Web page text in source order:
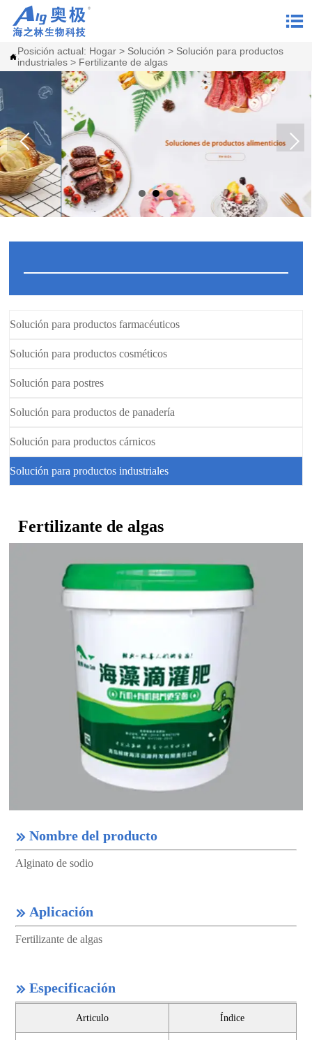

Posición actual: Hogar > Solución > Solución para productos
industriales > Fertilizante de algas
Solución para productos farmacéuticos
Solución para productos cosméticos
Solución para postres
Solución para productos de panadería
Solución para productos cárnicos
Solución para productos industriales
Fertilizante de algas
 Nombre del producto
Alginato de sodio
 Aplicación
Fertilizante de algas
 Especificación
Articulo Índice